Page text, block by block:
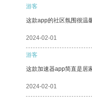
游客
这款app的社区氛围很温
2024-02-01
游客
这款加速器app简直是居
2024-02-01